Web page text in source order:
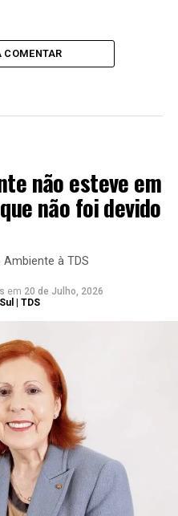
COMENTAR
não esteve em
não foi devido
à TDS
em 20 de Julho, 2026
| TDS